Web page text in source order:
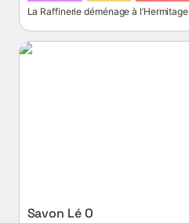
La Raffinerie déménage à l’Hermitage
Savon Lé O
Savon Lé O